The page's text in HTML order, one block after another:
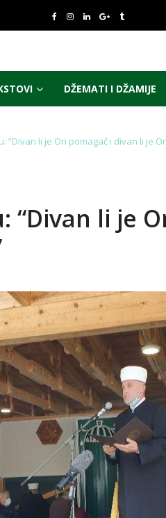
DŽEMATI I DŽAMIJE
“Divan li je On pomagač i divan li je
“Divan li je